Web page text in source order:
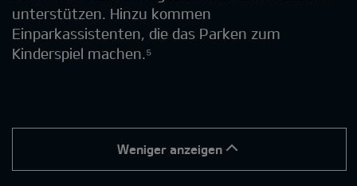
unterstützen. Hinzu kommen
Einparkassistenten, die das Parken zum
Kinderspiel machen.⁵
Weniger anzeigen